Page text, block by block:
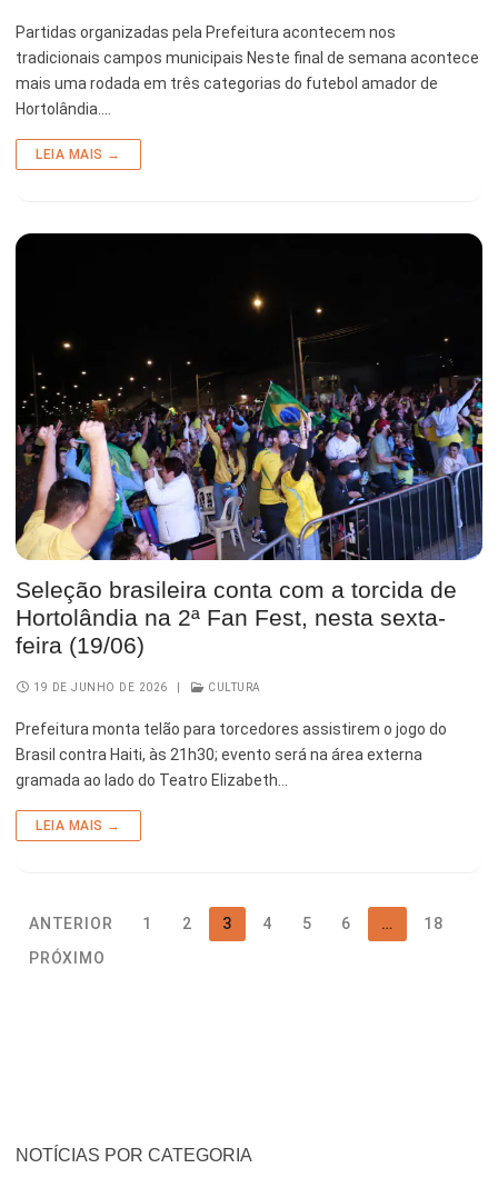
Partidas organizadas pela Prefeitura acontecem nos
tradicionais campos municipais Neste final de semana acontece
mais uma rodada em três categorias do futebol amador de
Hortolândia.…
LEIA MAIS →
Seleção brasileira conta com a torcida de
Hortolândia na 2ª Fan Fest, nesta sexta-
feira (19/06)
19 DE JUNHO DE 2026 CULTURA
Prefeitura monta telão para torcedores assistirem o jogo do
Brasil contra Haiti, às 21h30; evento será na área externa
gramada ao lado do Teatro Elizabeth…
LEIA MAIS →
ANTERIOR 1 2 3 4 5 6 …
18
PRÓXIMO
NOTÍCIAS POR CATEGORIA